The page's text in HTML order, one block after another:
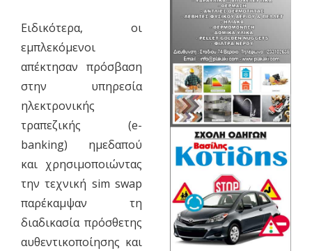
Ειδικότερα, οι
εμπλεκόμενοι
απέκτησαν πρόσβαση
στην υπηρεσία
ηλεκτρονικής
τραπεζικής (e-
banking) ημεδαπού
και χρησιμοποιώντας
την τεχνική sim swap
παρέκαμψαν τη
διαδικασία πρόσθετης
αυθεντικοποίησης και